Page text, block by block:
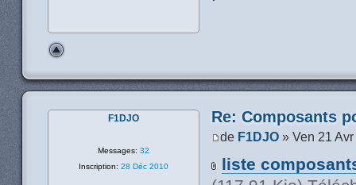
Re: Composants
de F1DJO » Ven 21
liste
F1DJO
Messages: 32
Inscription: 28 Déc 2010